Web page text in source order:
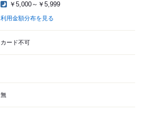
￥5,000～￥5,999
利用金額分布を見る
カード不可
無